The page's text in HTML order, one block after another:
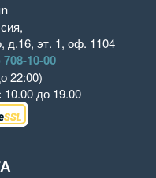
,
д.16, эт. 1, оф. 1104
708-10-00
22:00)
до 19.00